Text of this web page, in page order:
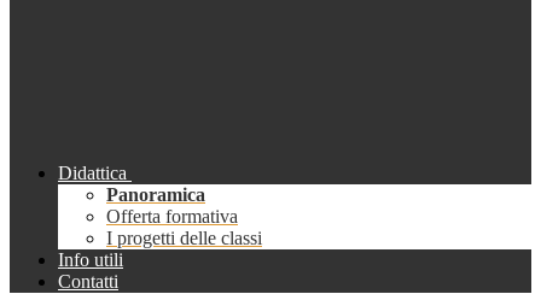
Didattica
Panoramica
Offerta formativa
I progetti delle classi
Info utili
Contatti